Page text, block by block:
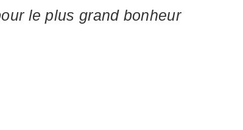
le plus grand bonheur